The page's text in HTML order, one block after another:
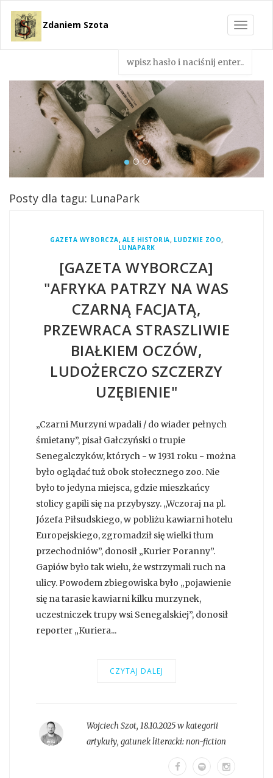
Toggle
Zdaniem Szota
Posty dla tagu: LunaPark
GAZETA WYBORCZA, ALE HISTORIA, LUDZKIE ZOO,
LUNAPARK
[GAZETA WYBORCZA]
"AFRYKA PATRZY NA WAS
CZARNĄ FACJATĄ,
PRZEWRACA STRASZLIWIE
BIAŁKIEM OCZÓW,
LUDOŻERCZO SZCZERZY
UZĘBIENIE"
„Czarni Murzyni wpadali / do wiader pełnych
śmietany”, pisał Gałczyński o trupie
Senegalczyków, których - w 1931 roku - można
było oglądać tuż obok stołecznego zoo. Nie
było to jedyna miejsca, gdzie mieszkańcy
stolicy gapili się na przybyszy. „Wczoraj na pl.
Józefa Piłsudskiego, w pobliżu kawiarni hotelu
Europejskiego, zgromadził się wielki tłum
przechodniów”, donosił „Kurier Poranny”.
Gapiów było tak wielu, że wstrzymali ruch na
ulicy. Powodem zbiegowiska było „pojawienie
się na tarasie kawiarni kilku murzynek,
uczestniczek trupy wsi Senegalskiej”, donosił
reporter „Kuriera...
CZYTAJ DALEJ
Wojciech Szot, 18.10.2025 w kategorii
artykuły, gatunek literacki:non-fiction